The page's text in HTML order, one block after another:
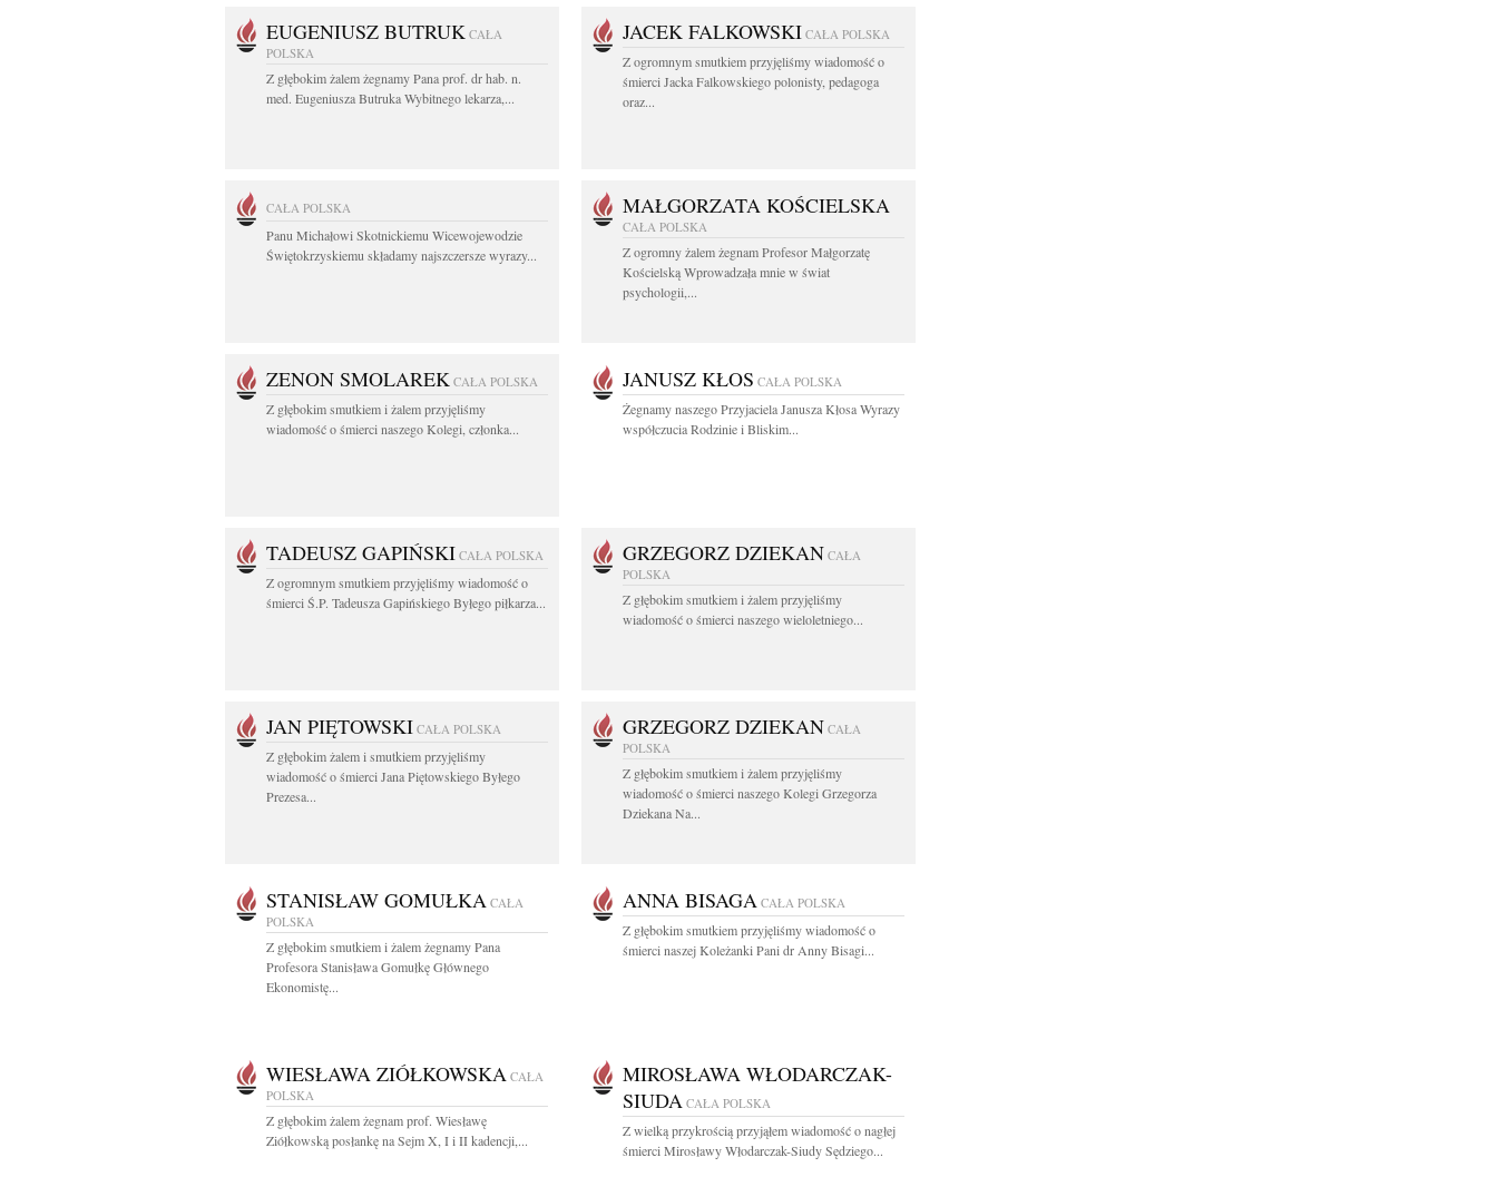
EUGENIUSZ BUTRUK CAŁA
POLSKA
Z głębokim żalem żegnamy Pana prof. dr hab. n.
med. Eugeniusza Butruka Wybitnego lekarza,...
JACEK FALKOWSKI CAŁA POLSKA
Z ogromnym smutkiem przyjęliśmy wiadomość o
śmierci Jacka Falkowskiego polonisty, pedagoga
oraz...
CAŁA POLSKA
Panu Michałowi Skotnickiemu Wicewojewodzie
Świętokrzyskiemu składamy najszczersze wyrazy...
MAŁGORZATA KOŚCIELSKA
CAŁA POLSKA
Z ogromny żalem żegnam Profesor Małgorzatę
Kościelską Wprowadzała mnie w świat
psychologii,...
ZENON SMOLAREK CAŁA POLSKA
Z głębokim smutkiem i żalem przyjęliśmy
wiadomość o śmierci naszego Kolegi, członka...
JANUSZ KŁOS CAŁA POLSKA
Żegnamy naszego Przyjaciela Janusza Kłosa Wyrazy
współczucia Rodzinie i Bliskim...
TADEUSZ GAPIŃSKI CAŁA POLSKA
Z ogromnym smutkiem przyjęliśmy wiadomość o
śmierci Ś.P. Tadeusza Gapińskiego Byłego piłkarza...
GRZEGORZ DZIEKAN CAŁA
POLSKA
Z głębokim smutkiem i żalem przyjęliśmy
wiadomość o śmierci naszego wieloletniego...
JAN PIĘTOWSKI CAŁA POLSKA
Z głębokim żalem i smutkiem przyjęliśmy
wiadomość o śmierci Jana Piętowskiego Byłego
Prezesa...
GRZEGORZ DZIEKAN CAŁA
POLSKA
Z głębokim smutkiem i żalem przyjęliśmy
wiadomość o śmierci naszego Kolegi Grzegorza
Dziekana Na...
STANISŁAW GOMUŁKA CAŁA
POLSKA
Z głębokim smutkiem i żalem żegnamy Pana
Profesora Stanisława Gomułkę Głównego
Ekonomistę...
ANNA BISAGA CAŁA POLSKA
Z głębokim smutkiem przyjęliśmy wiadomość o
śmierci naszej Koleżanki Pani dr Anny Bisagi...
WIESŁAWA ZIÓŁKOWSKA CAŁA
POLSKA
Z głębokim żalem żegnam prof. Wiesławę
Ziółkowską posłankę na Sejm X, I i II kadencji,...
MIROSŁAWA WŁODARCZAK-
SIUDA CAŁA POLSKA
Z wielką przykrością przyjąłem wiadomość o nagłej
śmierci Mirosławy Włodarczak-Siudy Sędziego...